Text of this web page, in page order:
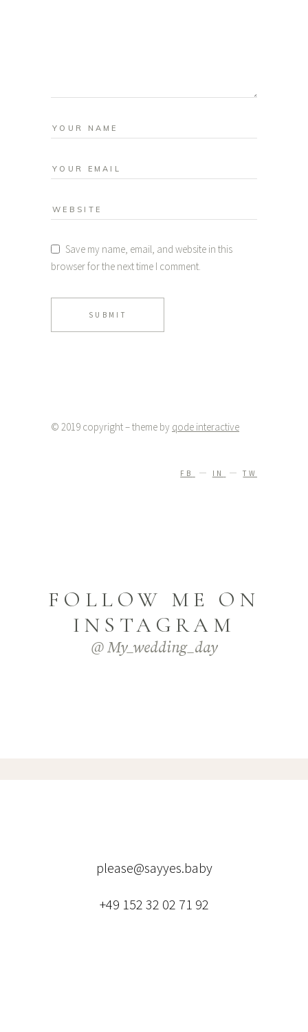
Save my name, email, and website in this
browser for the next time I comment.
SUBMIT
© 2019 copyright – theme by qode interactive
FB IN TW
FOLLOW ME ON
INSTAGRAM
@ My_wedding_day
please@sayyes.baby
+49 152 32 02 71 92